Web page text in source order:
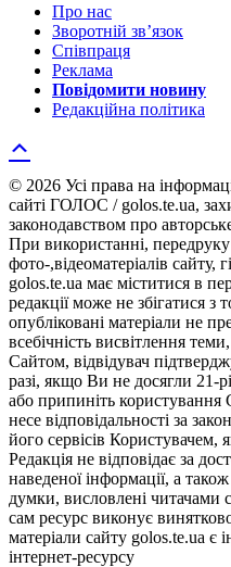
Про нас
Зворотній зв’язок
Співпраця
Реклама
Повідомити новину
Редакційна політика
© 2026 Усі права на
сайті ГОЛОС / golos.te.ua,
законодавством про
При використанні,
фото-,відеоматеріалів
golos.te.ua має міститися в
редакції може не збігатися з
опубліковані матеріали не
всебічність висвітлення
Сайтом, відвідувач
разі, якщо Ви не досягли 21-
або припиніть користування
несе відповідальності за
його сервісів Користувачем,
Редакція не відповідає за
наведеної інформації, а
думки, висловлені читачами
сам ресурс виконує
матеріали сайту golos.te.ua є
інтернет-ресурсу